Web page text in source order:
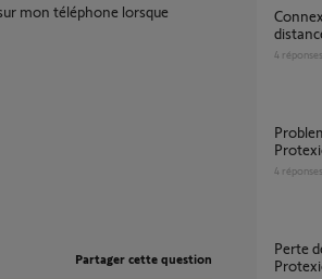
mon téléphone lorsque
Partager cette question
Connexion alarme protexiom impossible à
4 réponses
Probleme d'acces à distance à mon alarme
4 réponses
Perte de mon identifiant Somfy.net – Alarme